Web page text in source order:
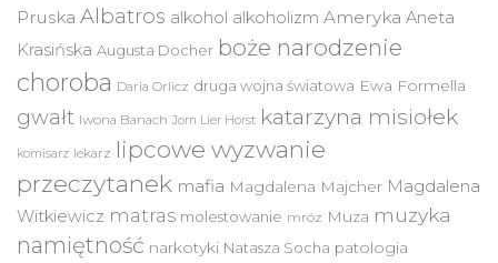
Pruska Albatros alkohol alkoholizm Ameryka Aneta
Krasińska Augusta Docher boże narodzenie
choroba Daria Orlicz druga wojna światowa Ewa Formella
gwałt Iwona Banach Jorn Lier Horst katarzyna misiołek
komisarz lekarz lipcowe wyzwanie
przeczytanek mafia Magdalena Majcher Magdalena
Witkiewicz matras molestowanie mróz Muza muzyka
namiętność narkotyki Natasza Socha patologia